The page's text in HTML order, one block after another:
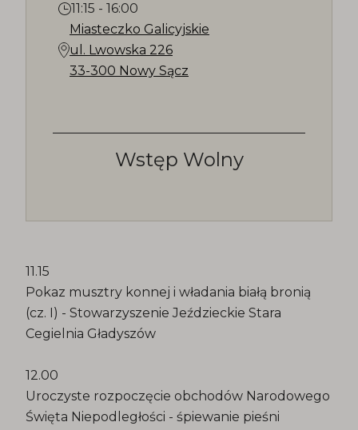
11.15
Pokaz musztry konnej i władania białą bronią
(cz. I) - Stowarzyszenie Jeździeckie Stara
Cegielnia Gładyszów
12.00
Uroczyste rozpoczęcie obchodów Narodowego
Święta Niepodległości - śpiewanie pieśni
11:15 - 16:00
Miasteczko Galicyjskie
ul. Lwowska 226
33-300 Nowy Sącz
Wstęp Wolny